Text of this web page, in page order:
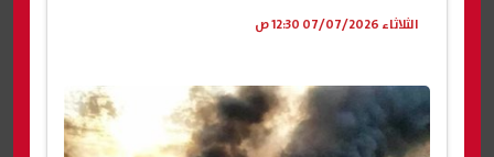
الثلاثاء 07/07/2026 12:30 ص